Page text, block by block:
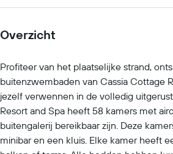
Overzicht
Profiteer van het plaatselijke strand,
buitenzwembaden van Cassia Cottage
jezelf verwennen in de volledig
Resort and Spa heeft 58 kamers met
buitengalerij bereikbaar zijn. Deze
minibar en een kluis. Elke kamer heeft